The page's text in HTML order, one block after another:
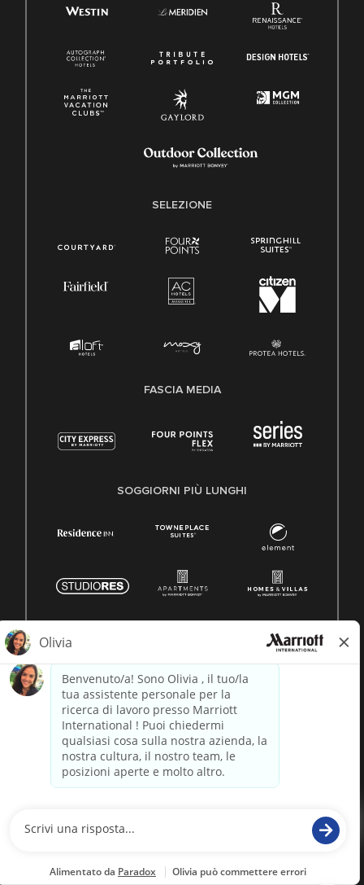
SELEZIONE
FASCIA MEDIA
SOGGIORNI PIÙ LUNGHI
Marriott informazioni proprietarie
paradox.ai